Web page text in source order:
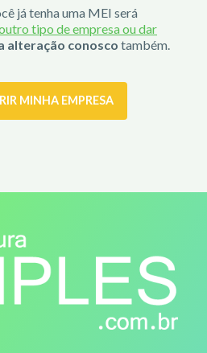
já tenha uma MEI será
tipo de empresa ou dar
alteração conosco também.
MINHA EMPRESA